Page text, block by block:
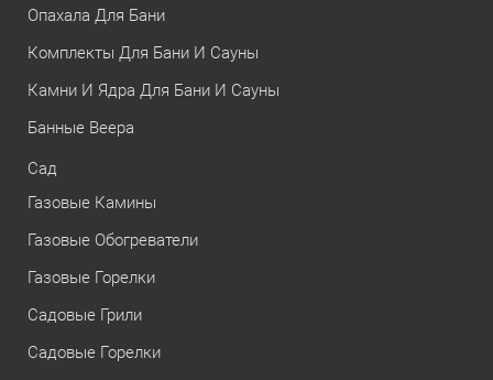
Опахала Для Бани
Комплекты Для Бани И Сауны
Камни И Ядра Для Бани И Сауны
Банные Веера
Сад
Газовые Камины
Газовые Обогреватели
Газовые Горелки
Садовые Грили
Садовые Горелки